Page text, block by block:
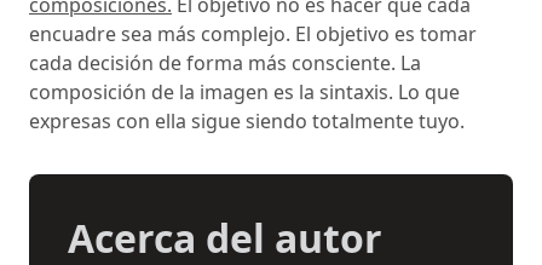
encuadre sea más complejo. El objetivo es tomar
cada decisión de forma más consciente. La
composición de la imagen es la sintaxis. Lo que
expresas con ella sigue siendo totalmente tuyo.
Acerca del autor